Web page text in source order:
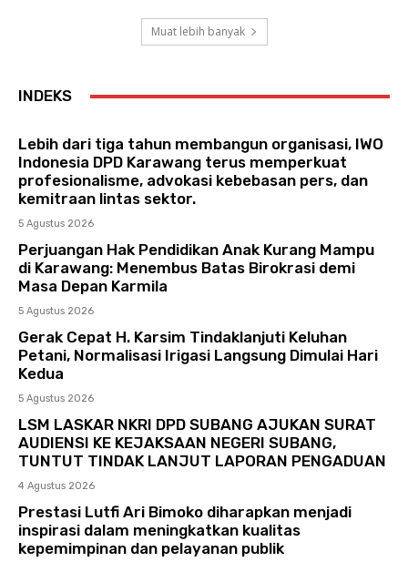
Muat lebih banyak
INDEKS
Lebih dari tiga tahun membangun organisasi, IWO
Indonesia DPD Karawang terus memperkuat
profesionalisme, advokasi kebebasan pers, dan
kemitraan lintas sektor.
5 Agustus 2026
Perjuangan Hak Pendidikan Anak Kurang Mampu
di Karawang: Menembus Batas Birokrasi demi
Masa Depan Karmila
5 Agustus 2026
Gerak Cepat H. Karsim Tindaklanjuti Keluhan
Petani, Normalisasi Irigasi Langsung Dimulai Hari
Kedua
5 Agustus 2026
LSM LASKAR NKRI DPD SUBANG AJUKAN SURAT
AUDIENSI KE KEJAKSAAN NEGERI SUBANG,
TUNTUT TINDAK LANJUT LAPORAN PENGADUAN
4 Agustus 2026
Prestasi Lutfi Ari Bimoko diharapkan menjadi
inspirasi dalam meningkatkan kualitas
kepemimpinan dan pelayanan publik